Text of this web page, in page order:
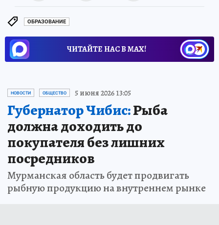
ОБРАЗОВАНИЕ
ЧИТАЙТЕ НАС В МАХ!
НОВОСТИ ОБЩЕСТВО 5 июня 2026 13:05
Губернатор Чибис:Рыба
должна доходить до
покупателя без лишних
посредников
Мурманская область будет продвигать
рыбную продукцию на внутреннем рынке